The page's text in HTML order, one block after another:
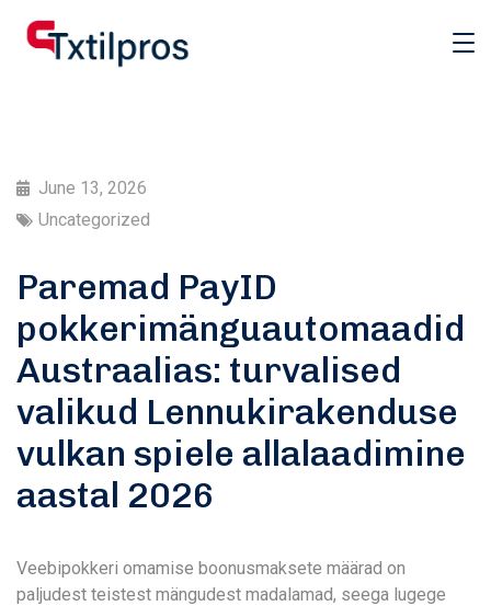
June 13, 2026
Uncategorized
Paremad PayID
pokkerimänguautomaadid
Austraalias: turvalised
valikud Lennukirakenduse
vulkan spiele allalaadimine
aastal 2026
Veebipokkeri omamise boonusmaksete määrad on
paljudest teistest mängudest madalamad, seega lugege